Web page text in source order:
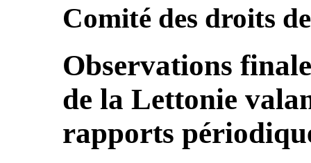
Comité des droits
Observations
de la Lettonie
rapports